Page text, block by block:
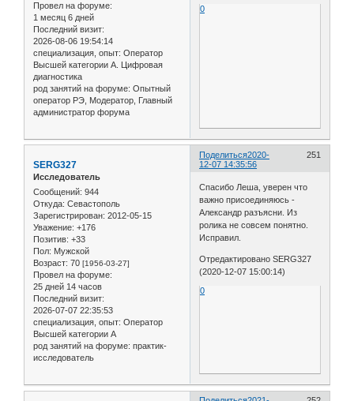
Провел на форуме:
1 месяц 6 дней
Последний визит:
2026-08-06 19:54:14
специализация, опыт: Оператор
Высшей категории А. Цифровая
диагностика
род занятий на форуме: Опытный
оператор РЭ, Модератор, Главный
администратор форума
0
Поделиться 251
2020-
12-07 14:35:56
SERG327
Исследователь
Сообщений: 944
Откуда: Севастополь
Зарегистрирован: 2012-05-15
Уважение: +176
Позитив: +33
Пол: Мужской
Возраст: 70 [1956-03-27]
Провел на форуме:
25 дней 14 часов
Последний визит:
2026-07-07 22:35:53
специализация, опыт: Оператор
Высшей категории А
род занятий на форуме: практик-
исследователь
Спасибо Леша, уверен что
важно присоединяюсь -
Александр разъясни. Из
ролика не совсем понятно.
Исправил.
Отредактировано SERG327
(2020-12-07 15:00:14)
0